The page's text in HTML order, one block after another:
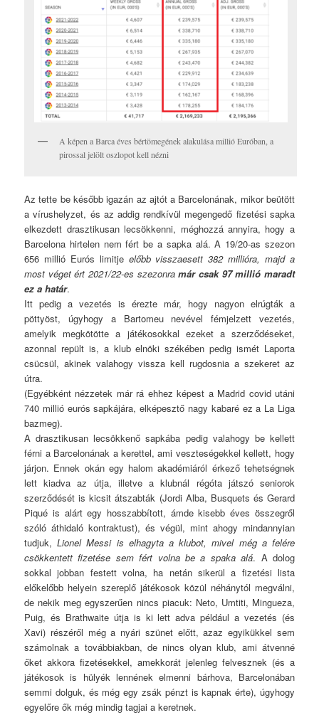
A képen a Barca éves bértömegének alakulása millió Euróban, a
pirossal jelölt oszlopot kell nézni
Az tette be később igazán az ajtót a Barcelonának, mikor beütött
a vírushelyzet, és az addig rendkívül megengedő fizetési sapka
elkezdett drasztikusan lecsökkenni, méghozzá annyira, hogy a
Barcelona hirtelen nem fért be a sapka alá. A 19/20-as szezon
656 millió Eurós limitje előbb visszaesett 382 millióra, majd a
most véget ért 2021/22-es szezonramár csak 97 millió maradt
ez a határ.
Itt pedig a vezetés is érezte már, hogy nagyon elrúgták a
pöttyöst, úgyhogy a Bartomeu nevével fémjelzett vezetés,
amelyik megkötötte a játékosokkal ezeket a szerződéseket,
azonnal repült is, a klub elnöki székében pedig ismét Laporta
csücsül, akinek valahogy vissza kell rugdosnia a szekeret az
útra.
(Egyébként nézzetek már rá ehhez képest a Madrid covid utáni
740 millió eurós sapkájára, elképesztő nagy kabaré ez a La Liga
bazmeg).
A drasztikusan lecsökkenő sapkába pedig valahogy be kellett
férni a Barcelonának a kerettel, ami veszteségekkel kellett, hogy
járjon. Ennek okán egy halom akadémiáról érkező tehetségnek
lett kiadva az útja, illetve a klubnál régóta játszó seniorok
szerződését is kicsit átszabták (Jordi Alba, Busquets és Gerard
Piqué is alárt egy hosszabbított, ámde kisebb éves összegről
szóló áthidaló kontraktust), és végül, mint ahogy mindannyian
tudjuk,Lionel Messi is elhagyta a klubot, mivel még a felére
csökkentett fizetése sem fért volna be a spaka alá. A dolog
sokkal jobban festett volna, ha netán sikerül a fizetési lista
előkelőbb helyein szereplő játékosok közül néhánytól megválni,
de nekik meg egyszerűen nincs piacuk: Neto, Umtiti, Mingueza,
Puig, és Brathwaite útja is ki lett adva például a vezetés (és
Xavi) részéről még a nyári szünet előtt, azaz egyikükkel sem
számolnak a továbbiakban, de nincs olyan klub, ami átvenné
őket akkora fizetésekkel, amekkorát jelenleg felvesznek (és a
játékosok is hülyék lennének elmenni bárhova, Barcelonában
semmi dolguk, és még egy zsák pénzt is kapnak érte), úgyhogy
egyelőre ők még mindig tagjai a keretnek.